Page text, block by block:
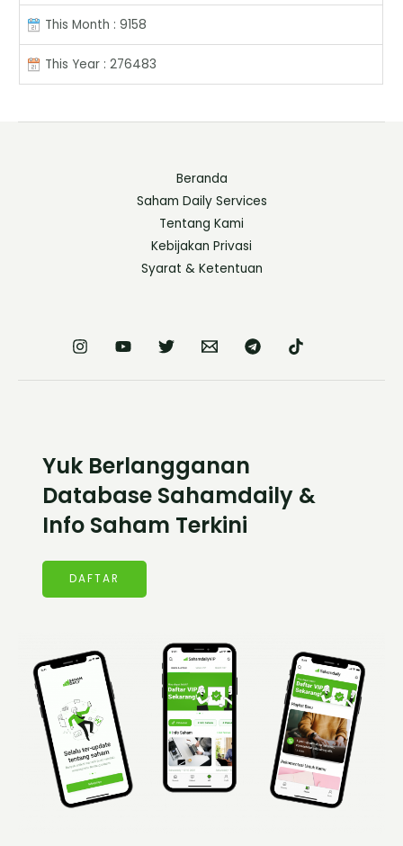
This Month : 9158
This Year : 276483
Beranda
Saham Daily Services
Tentang Kami
Kebijakan Privasi
Syarat & Ketentuan
Yuk Berlangganan
Database Sahamdaily &
Info Saham Terkini
DAFTAR